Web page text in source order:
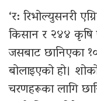
‘र: रिभोल्युसनरी
किसान र २४४ कृषि
जसबाट छानिएका
बोलाइएको हो।
चरणहरूका लागि